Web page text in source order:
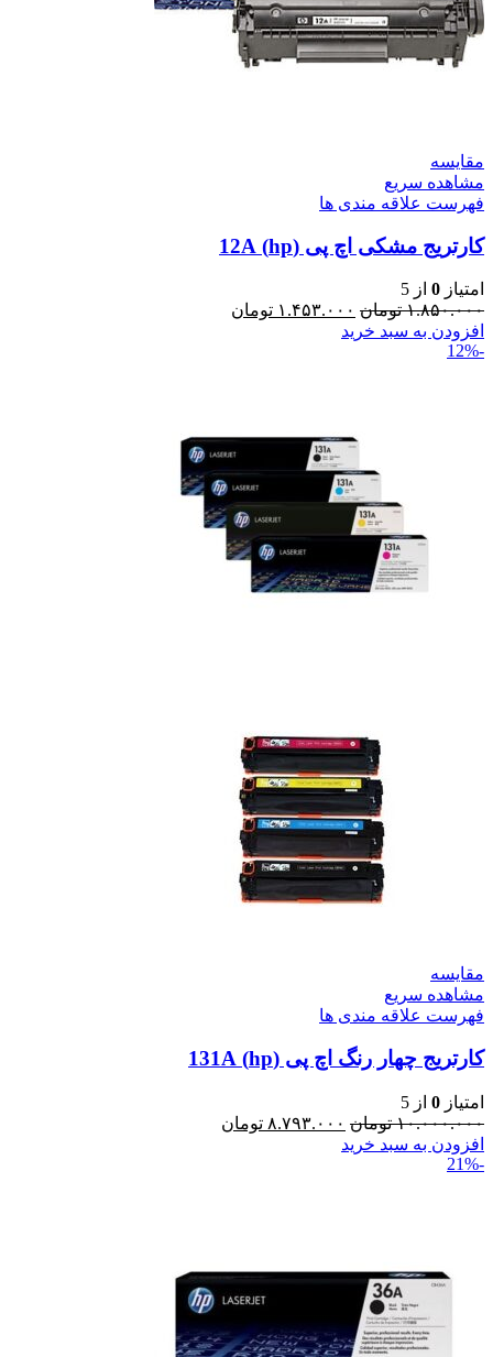
مقایسه
مشاهده سریع
فهرست علاقه مندی ها
کارتریج مشکی اچ پی (hp) 12A
امتیاز 0 از 5
۱.۸۵۰.۰۰۰ تومان ۱.۴۵۳.۰۰۰ تومان
افزودن به سبد خرید
-12%
مقایسه
مشاهده سریع
فهرست علاقه مندی ها
کارتریج چهار رنگ اچ پی (hp) 131A
امتیاز 0 از 5
۱۰.۰۰۰.۰۰۰ تومان ۸.۷۹۳.۰۰۰ تومان
افزودن به سبد خرید
-21%